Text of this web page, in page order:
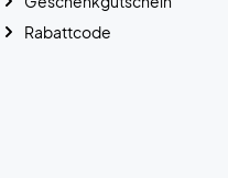
Rabattcode